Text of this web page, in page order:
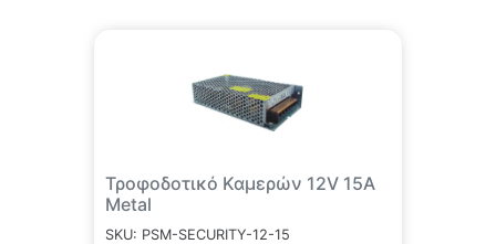
Τροφοδοτικό Καμερών 12V 15A
Metal
SKU: PSM-SECURITY-12-15